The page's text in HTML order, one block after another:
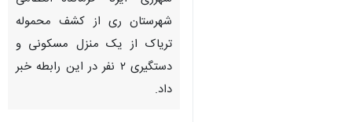
شهرستان ری از کشف محموله
تریاک از یک منزل مسکونی و
دستگیری ۲ نفر در این رابطه خبر
داد.